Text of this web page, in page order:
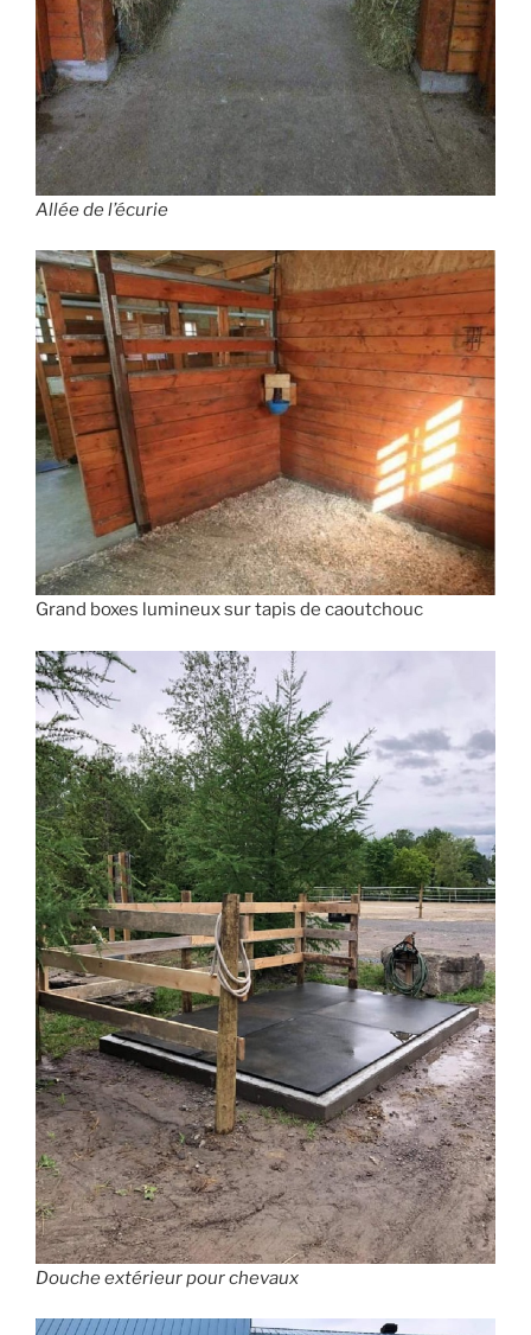
Allée de l’écurie
Grand boxes lumineux sur tapis de caoutchouc
Douche extérieur pour chevaux